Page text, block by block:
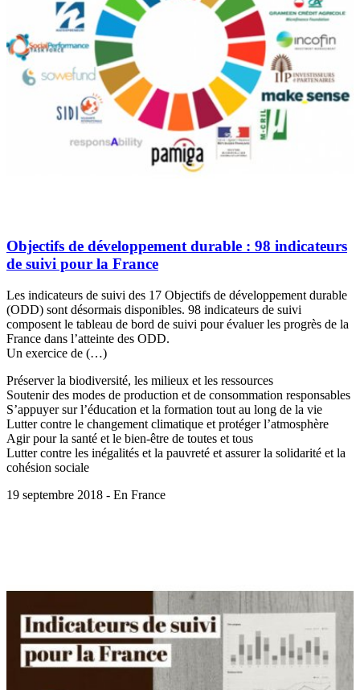
Objectifs de développement durable : 98 indicateurs
de suivi pour la France
Les indicateurs de suivi des 17 Objectifs de développement durable
(ODD) sont désormais disponibles. 98 indicateurs de suivi
composent le tableau de bord de suivi pour évaluer les progrès de la
France dans l’atteinte des ODD.
Un exercice de (…)
Préserver la biodiversité, les milieux et les ressources
Soutenir des modes de production et de consommation responsables
S’appuyer sur l’éducation et la formation tout au long de la vie
Lutter contre le changement climatique et protéger l’atmosphère
Agir pour la santé et le bien-être de toutes et tous
Lutter contre les inégalités et la pauvreté et assurer la solidarité et la
cohésion sociale
19 septembre 2018 - En France